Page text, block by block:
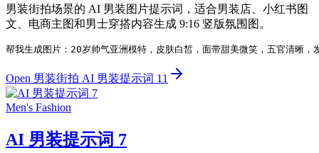
男装街拍场景的 AI 男装图片提示词，适合男装店、小红书图
文、电商主图和男士穿搭内容生成 9:16 竖版氛围图。
帮我生成图片：20岁帅气亚洲模特，皮肤白皙，面带甜美微笑，五官清晰
Open 男装街拍 AI 男装提示词 11
Men's Fashion
AI 男装提示词 7